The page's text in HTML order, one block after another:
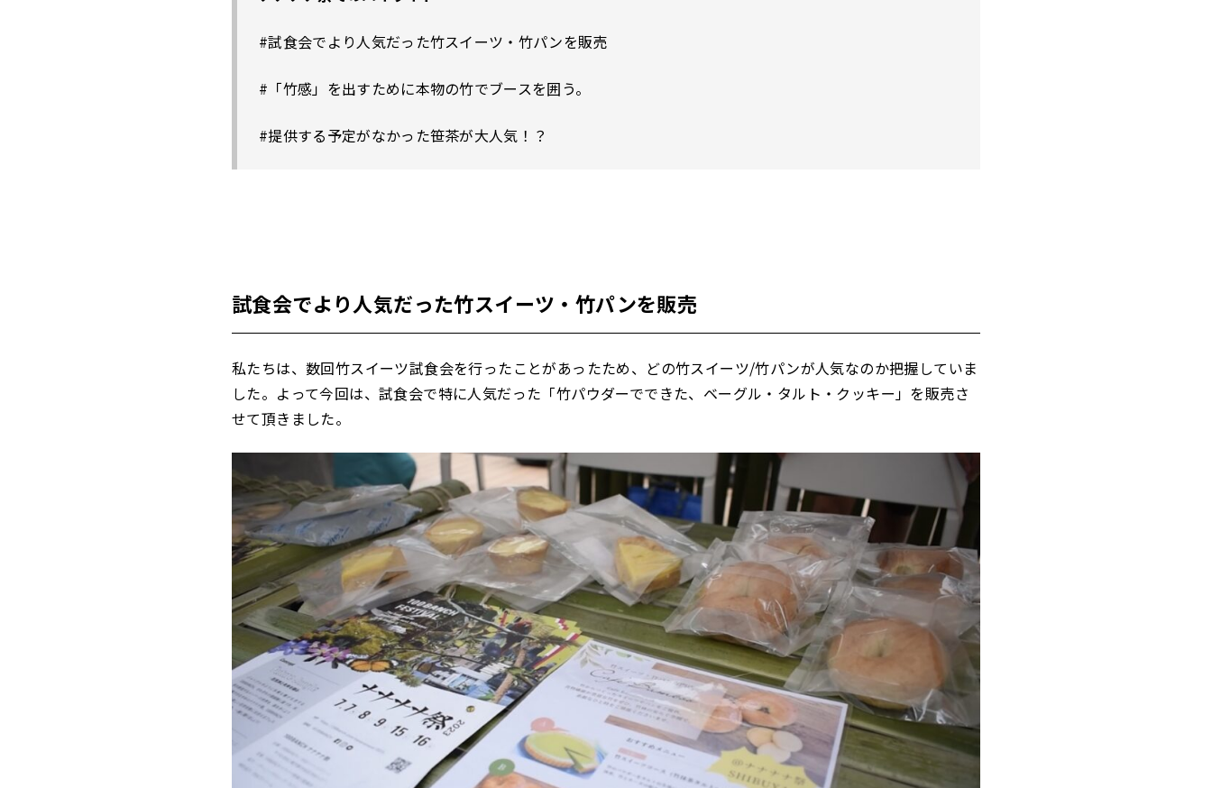
#試食会でより人気だった竹スイーツ・竹パンを販売
#「竹感」を出すために本物の竹でブースを囲う。
#提供する予定がなかった笹茶が大人気！？
試食会でより人気だった竹スイーツ・竹パンを販売
私たちは、数回竹スイーツ試食会を行ったことがあったため、どの竹スイーツ/竹パンが人気なのか把握していま
した。よって今回は、試食会で特に人気だった「竹パウダーでできた、ベーグル・タルト・クッキー」を販売さ
せて頂きました。